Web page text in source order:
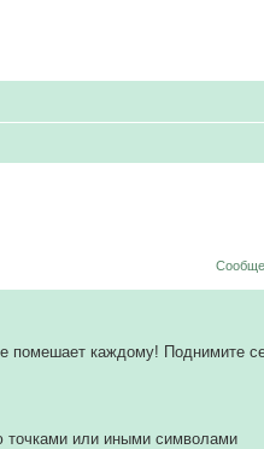
помешает каждому! Поднимите
точками или иными символами